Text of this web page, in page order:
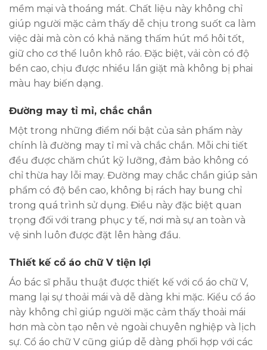
mềm mại và thoáng mát. Chất liệu này không chỉ
giúp người mặc cảm thấy dễ chịu trong suốt ca làm
việc dài mà còn có khả năng thấm hút mồ hôi tốt,
giữ cho cơ thể luôn khô ráo. Đặc biệt, vải còn có độ
bền cao, chịu được nhiều lần giặt mà không bị phai
màu hay biến dạng.
Đường may tỉ mỉ, chắc chắn
Một trong những điểm nổi bật của sản phẩm này
chính là đường may tỉ mỉ và chắc chắn. Mỗi chi tiết
đều được chăm chút kỹ lưỡng, đảm bảo không có
chỉ thừa hay lỗi may. Đường may chắc chắn giúp sản
phẩm có độ bền cao, không bị rách hay bung chỉ
trong quá trình sử dụng. Điều này đặc biệt quan
trọng đối với trang phục y tế, nơi mà sự an toàn và
vệ sinh luôn được đặt lên hàng đầu.
Thiết kế cổ áo chữ V tiện lợi
Áo bác sĩ phẫu thuật được thiết kế với cổ áo chữ V,
mang lại sự thoải mái và dễ dàng khi mặc. Kiểu cổ áo
này không chỉ giúp người mặc cảm thấy thoải mái
hơn mà còn tạo nên vẻ ngoài chuyên nghiệp và lịch
sự. Cổ áo chữ V cũng giúp dễ dàng phối hợp với các